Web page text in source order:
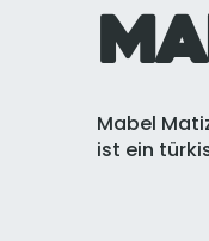
Mabel
ist ein